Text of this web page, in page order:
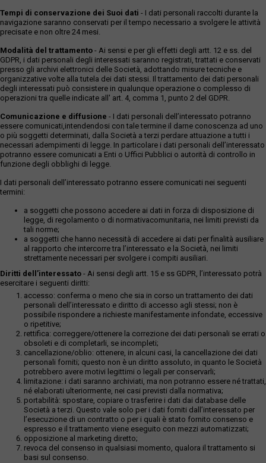
Tempi di conservazione dei Suoi dati - I dati personali raccolti durante la
navigazione saranno conservati per il tempo necessario a svolgere le attività
precisate e non oltre 24 mesi.
Modalità del trattamento - Ai sensi e per gli effetti degli artt. 12 e ss. del
GDPR, i dati personali degli interessati saranno registrati, trattati e conservati
presso gli archivi elettronici delle Società, adottando misure tecniche e
organizzative volte alla tutela dei dati stessi. Il trattamento dei dati personali
degli interessati può consistere in qualunque operazione o complesso di
operazioni tra quelle indicate all' art. 4, comma 1, punto 2 del GDPR.
Comunicazione e diffusione - I dati personali dell’interessato potranno
essere comunicati,intendendosi con tale termine il darne conoscenza ad uno
o più soggetti determinati, dalla Società a terzi perdare attuazione a tutti i
necessari adempimenti di legge. In particolare i dati personali dell’interessato
potranno essere comunicati a Enti o Uffici Pubblici o autorità di controllo in
funzione degli obblighi di legge.
I dati personali dell’interessato potranno essere comunicati nei seguenti
termini:
a soggetti che possono accedere ai dati in forza di disposizione di
legge, di regolamento o di normativacomunitaria, nei limiti previsti da
tali norme;
a soggetti che hanno necessità di accedere ai dati per finalità ausiliare
al rapporto che intercorre tra l’interessato e la Società, nei limiti
strettamente necessari per svolgere i compiti ausiliari.
Diritti dell’interessato - Ai sensi degli artt. 15 e ss GDPR, l’interessato potrà
esercitare i seguenti diritti:
accesso: conferma o meno che sia in corso un trattamento dei dati
personali dell’interessato e diritto di accesso agli stessi; non è
possibile rispondere a richieste manifestamente infondate, eccessive
o ripetitive;
rettifica: correggere/ottenere la correzione dei dati personali se errati o
obsoleti e di completarli, se incompleti;
cancellazione/oblio: ottenere, in alcuni casi, la cancellazione dei dati
personali forniti; questo non è un diritto assoluto, in quanto le Società
potrebbero avere motivi legittimi o legali per conservarli;
limitazione: i dati saranno archiviati, ma non potranno essere né trattati,
né elaborati ulteriormente, nei casi previsti dalla normativa;
portabilità: spostare, copiare o trasferire i dati dai database delle
Società a terzi. Questo vale solo per i dati forniti dall’interessato per
l’esecuzione di un contratto o per i quali è stato fornito consenso e
espresso e il trattamento viene eseguito con mezzi automatizzati;
opposizione al marketing diretto;
revoca del consenso in qualsiasi momento, qualora il trattamento si
basi sul consenso.